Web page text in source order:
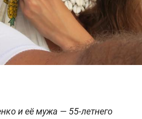
и её мужа — 55-летнего